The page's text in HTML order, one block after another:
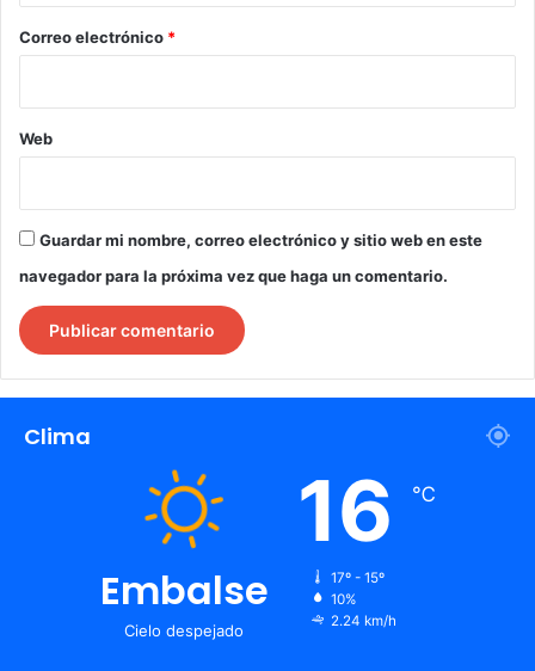
*
Correo electrónico *
Web
Guardar mi nombre, correo electrónico y sitio web en este
navegador para la próxima vez que haga un comentario.
Clima
Embalse
Cielo despejado
16 ℃
17º - 15º
10%
2.24 km/h